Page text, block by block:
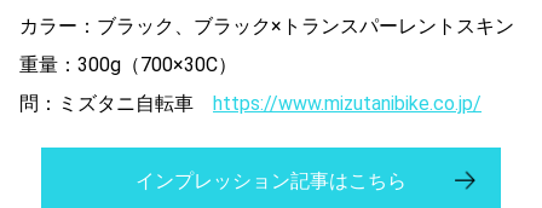
カラー：ブラック、ブラック×トランスパーレントスキン
重量：300g（700×30C）
問：ミズタニ自転車 https://www.mizutanibike.co.jp/
インプレッション記事はこちら